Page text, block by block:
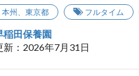
本州、 東京都 フルタイム
稲田保養園
：2026年7月31日